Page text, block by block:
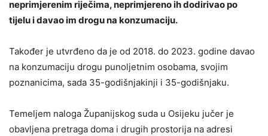
neprimjerenim riječima, neprimjereno ih dodirivao po
tijelu i davao im drogu na konzumaciju.
Također je utvrđeno da je od 2018. do 2023. godine davao
na konzumaciju drogu punoljetnim osobama, svojim
poznanicima, sada 35-godišnjakinji i 35-godišnjaku.
Temeljem naloga Županijskog suda u Osijeku jučer je
obavljena pretraga doma i drugih prostorija na adresi